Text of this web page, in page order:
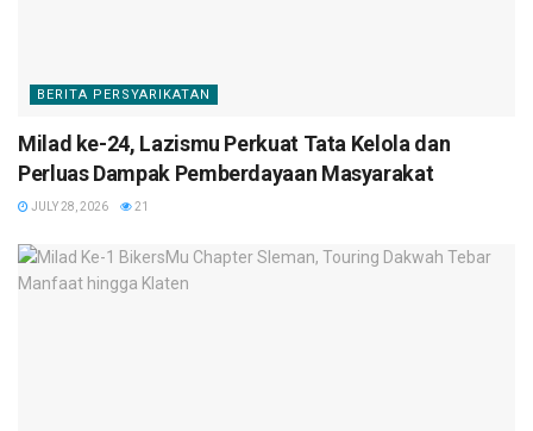
BERITA PERSYARIKATAN
Milad ke-24, Lazismu Perkuat Tata Kelola dan
Perluas Dampak Pemberdayaan Masyarakat
JULY 28, 2026 21